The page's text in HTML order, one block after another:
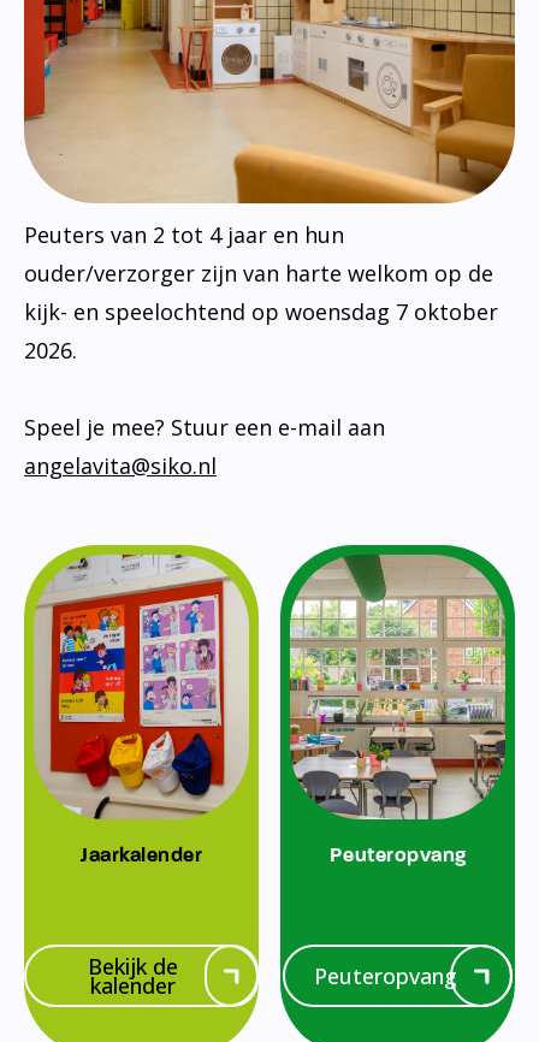
Peuters van 2 tot 4 jaar en hun
ouder/verzorger zijn van harte welkom op de
kijk- en speelochtend op woensdag 7 oktober
2026.
Speel je mee? Stuur een e-mail aan
angelavita@siko.nl
Jaarkalender
Bekijk de
kalender
Peuteropvang
Peuteropvang